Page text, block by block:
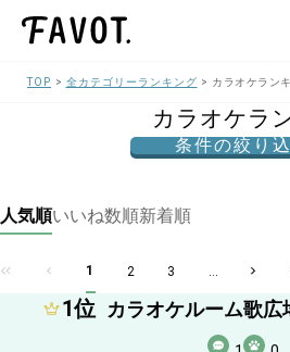
TOP 全カテゴリーランキング カラオケラン
カラオケラ
条件の絞り
人気順いいね数順新着順
1 2 3 ...
1位 カラオケルーム歌広